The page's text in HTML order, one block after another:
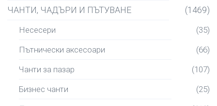
ЧАНТИ, ЧАДЪРИ И ПЪТУВАНЕ
(1469)
Несесери (35)
Пътнически аксесоари (66)
Чанти за пазар (107)
Бизнес чанти (25)